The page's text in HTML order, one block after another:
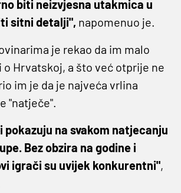
biti neizvjesna utakmica u
sitni detalji", napomenuo je.
je rekao da im malo
o Hrvatskoj, a što već otprije ne
im je da je najveća vrlina
"natječe".
pokazuju na svakom natjecanju
Bez obzira na godine i
igrači su uvijek konkurentni",